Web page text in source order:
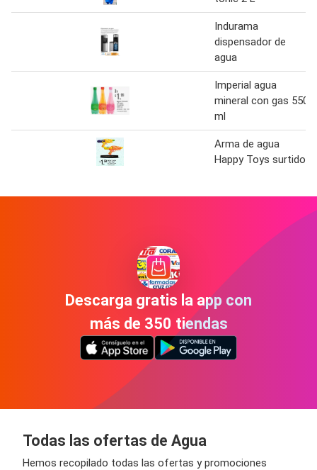
Indurama
dispensador de
agua
Imperial agua
mineral con gas 550
ml
Arma de agua
Happy Toys surtido
Descarga gratis la app con
más de 350 tiendas
Todas las ofertas de Agua
Hemos recopilado todas las ofertas y promociones